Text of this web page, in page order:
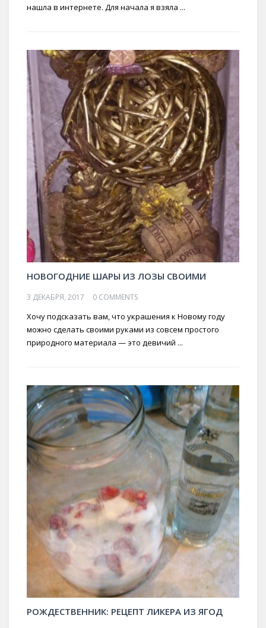
нашла в интернете. Для начала я взяла ...
НОВОГОДНИЕ ШАРЫ ИЗ ЛОЗЫ СВОИМИ
3 ДЕКАБРЯ, 2017 0 COMMENTS
Хочу подсказать вам, что украшения к Новому году
можно сделать своими руками из совсем простого
природного материала — это девичий ...
РОЖДЕСТВЕННИК: РЕЦЕПТ ЛИКЕРА ИЗ ЯГОД